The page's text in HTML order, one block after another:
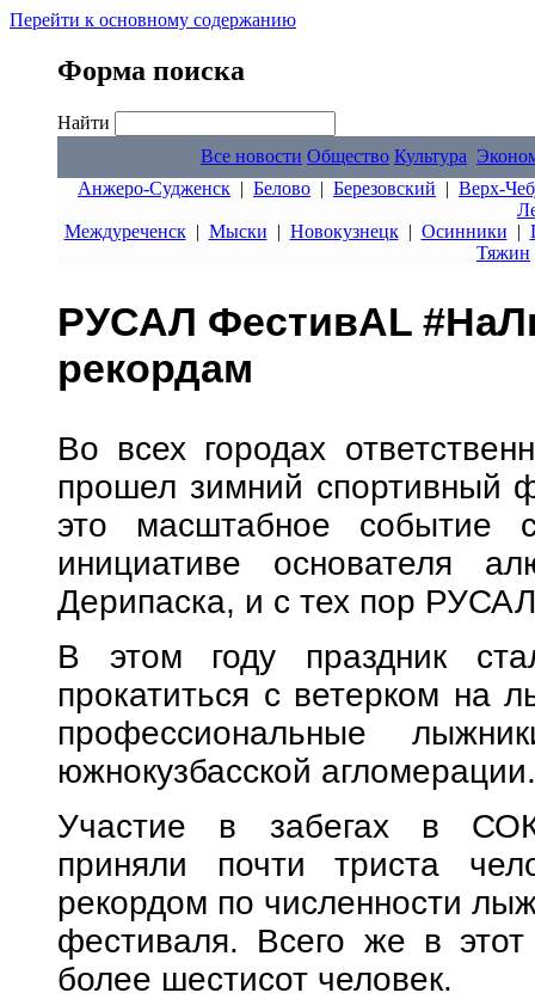
Перейти к основному содержанию
Форма поиска
Найти
Все новости Общество Культура
Анжеро-Судженск | Белово | Березовский | Верх-
Междуреченск| Мыски | Новокузнецк| Осинники |
Тяжин
РУСАЛ ФестивAL
рекордам
Во всех городах
прошел зимний спортивный
это масштабное событие
инициативе основателя
Дерипаска, и с тех пор
В этом году праздник
прокатиться с ветерком на
профессиональные
южнокузбасской агломерации.
Участие в забегах в СОК
приняли почти триста
рекордом по численности
фестиваля. Всего же в
более шестисот человек.